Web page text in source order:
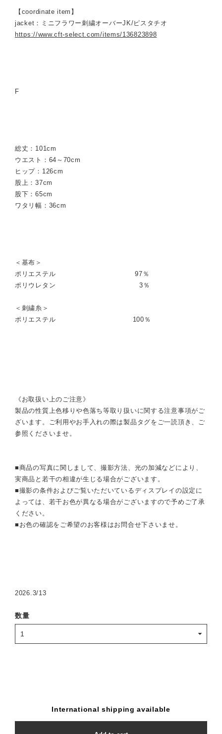
【coordinate item】
jacket：ミニフラワー刺繍オーバーJK/ピスタチオ
https://www.cft-select.com/items/136823898
F
総丈：101cm
ウエスト：64～70cm
ヒップ：126cm
股上：37cm
股下：65cm
ワタリ幅：36cm
＜基布＞
ポリエステル 97％
ポリウレタン 3％
＜刺繍糸＞
ポリエステル 100％
《お取扱い上のご注意》
製品の性質上色移りや色落ち等取り扱いに関する注意事項がご
ざいます。ご利用やお手入れの際は製品タグをご一読頂き、ご
参照くださいませ。
■商品の写真に関しまして、撮影方法、光の加減などにより、
実商品と若干の相違が生じる場合がございます。
■撮影の条件およびご覧いただいているディスプレイの設定に
よっては、若干お色が異なる場合がございますので予めご了承
ください。
■お色の確認をご希望のお客様はお問合せ下さいませ。
2026.3/13
数量
International shipping available